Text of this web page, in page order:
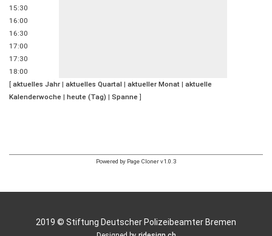
15:30
16:00
16:30
17:00
17:30
18:00
[ aktuelles Jahr | aktuelles Quartal | aktueller Monat | aktuelle
Kalenderwoche | heute (Tag) | Spanne ]
Powered by Page Cloner v1.0.3
2019 © Stiftung Deutscher Polizeibeamter Bremen